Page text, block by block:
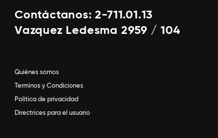
Contáctanos: 2-711.01.13
Vazquez Ledesma 2959 / 104
Quiénes somos
Terminos y Condiciones
Política de privacidad
Directrices para el usuario